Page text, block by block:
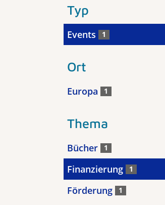
Typ
Events 1
Ort
Europa 1
Thema
Bücher 1
Finanzierung 1
Förderung 1